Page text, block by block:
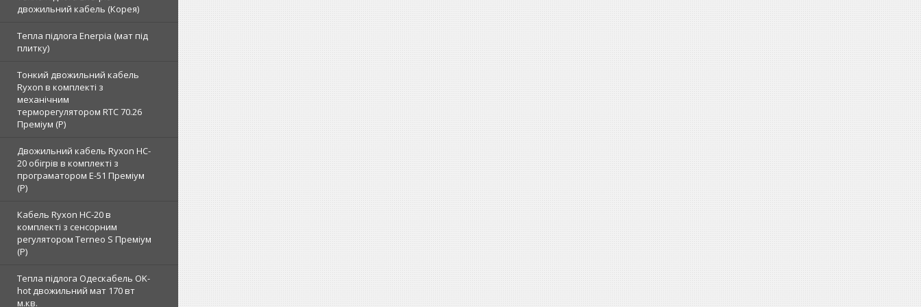
двожильний кабель (Корея)
Тепла підлога Enerpia (мат під
плитку)
Тонкий двожильний кабель
Ryxon в комплекті з
механічним
терморегулятором RTC 70.26
Преміум (Р)
Двожильний кабель Ryxon HC-
20 обігрів в комплекті з
програматором E-51 Преміум
(Р)
Кабель Ryxon HC-20 в
комплекті з сенсорним
регулятором Terneo S Преміум
(Р)
Тепла підлога Одескабель OK-
hot двожильний мат 170 вт
м.кв.